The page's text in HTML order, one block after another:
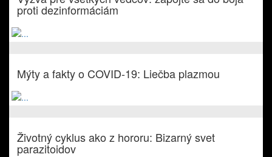
proti dezinformáciám
Mýty a fakty o COVID-19: Liečba plazmou
Životný cyklus ako z hororu: Bizarný svet
parazitoidov